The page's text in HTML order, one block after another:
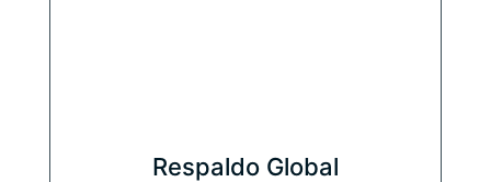
Respaldo Global